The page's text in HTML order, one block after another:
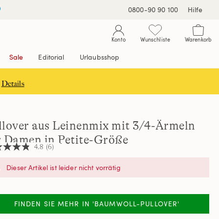
0800-90 90 100 Hilfe
Konto Wunschliste Warenkorb
Sale Editorial Urlaubsshop
Details
aus Leinenmix mit 3/4-Ärmeln
in Petite-Größe
4.8 (6)
Dieser Artikel ist leider nicht vorrätig
FINDEN SIE MEHR IN 'BAUMWOLL-PULLOVER'